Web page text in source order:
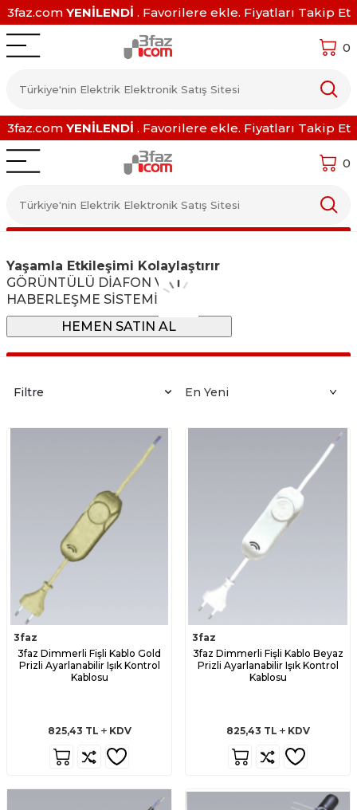
3faz.com YENİLENDİ . Favorilere ekle. Fiyatları Takip Et
0
3faz.com YENİLENDİ . Favorilere ekle. Fiyatları Takip Et
0
Yaşamla Etkileşimi Kolaylaştırır
GÖRÜNTÜLÜ DİAFON VE
HABERLEŞME SİSTEMİ
HEMEN SATIN AL
Filtre
3faz
3faz Dimmerli Fişli Kablo Gold
Prizli Ayarlanabilir Işık Kontrol
Kablosu
825,43 TL KDV
3faz
3faz Dimmerli Fişli Kablo Beyaz
Prizli Ayarlanabilir Işık Kontrol
Kablosu
825,43 TL KDV